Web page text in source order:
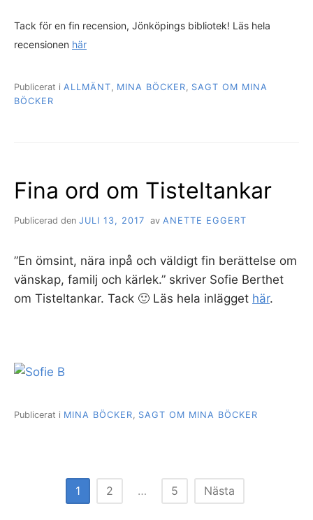
Tack för en fin recension, Jönköpings bibliotek! Läs hela
recensionen här
Publicerat i ALLMÄNT, MINA BÖCKER, SAGT OM MINA
BÖCKER
Fina ord om Tisteltankar
Publicerad den JULI 13, 2017 av ANETTE EGGERT
”En ömsint, nära inpå och väldigt fin berättelse om
vänskap, familj och kärlek.” skriver Sofie Berthet
om Tisteltankar. Tack 🙂 Läs hela inlägget här.
Publicerat i MINA BÖCKER, SAGT OM MINA BÖCKER
Sidnumrering
1 2 … 5 Nästa